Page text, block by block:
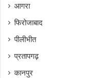
आगरा
फिरोजाबाद
पीलीभीत
प्रतापगढ़
कानपुर